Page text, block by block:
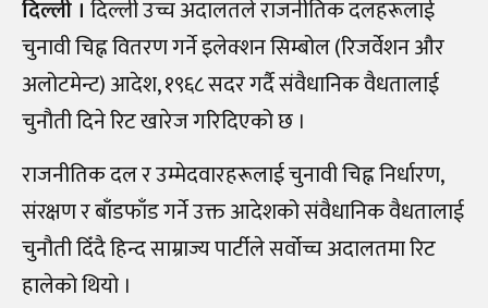
दिल्ली । दिल्ली उच्च अदालतले राजनीतिक दलहरूलाई
चुनावी चिह्न वितरण गर्ने इलेक्शन सिम्बोल (रिजर्वेशन और
अलोटमेन्ट) आदेश, १९६८ सदर गर्दै संवैधानिक वैधतालाई
चुनौती दिने रिट खारेज गरिदिएको छ ।
राजनीतिक दल र उम्मेदवारहरूलाई चुनावी चिह्न निर्धारण,
संरक्षण र बाँडफाँड गर्ने उक्त आदेशको संवैधानिक वैधतालाई
चुनौती दिँदै हिन्द साम्राज्य पार्टीले सर्वोच्च अदालतमा रिट
हालेको थियो ।